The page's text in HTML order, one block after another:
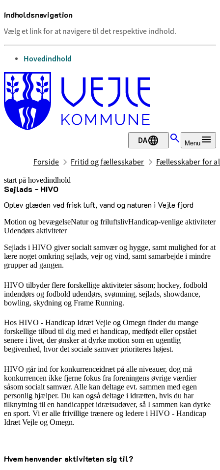
Indholdsnavigation
Vælg et link for at navigere til det respektive indhold.
gå til
Hovedindhold
DA Menu
Forside Fritid og fællesskaber Fællesskaber for
start på hovedindhold
Sejlads - HIVO
Oplev glæden ved frisk luft, vand og naturen i Vejle fjord
senest opdateret 12. maj 2026
Motion og bevægelseNatur og friluftslivHandicap-venlige aktiviteter
Udendørs aktiviteter
Sejlads i HIVO giver socialt samvær og hygge, samt mulighed for at
lære noget omkring sejlads, vejr og vind, samt samarbejde i mindre
grupper ad gangen.
HIVO tilbyder flere forskellige aktiviteter såsom; hockey, fodbold
indendørs og fodbold udendørs, svømning, sejlads, showdance,
bowling, skydning og Frame Running.
Hos HIVO - Handicap Idræt Vejle og Omegn finder du mange
forskellige tilbud til dig med et handicap, medfødt eller opstået
senere i livet, der ønsker at dyrke motion som en ugentlig
begivenhed, hvor det sociale samvær prioriteres højest.
HIVO går ind for konkurrenceidræt på alle niveauer, dog må
konkurrencen ikke fjerne fokus fra foreningens øvrige værdier
såsom socialt samvær. Alle kan deltage evt. sammen med egen
personlig hjælper. Du kan også deltage i idrætten, hvis du har
tilknytning til en handicappet idrætsudøver, så I sammen kan dyrke
en sport. Vi er alle frivillige trænere og ledere i HIVO - Handicap
Idræt Vejle og Omegn.
Hvem henvender aktiviteten sig til?